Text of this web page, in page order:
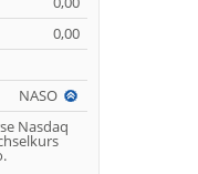
0,00
NASO
Nasdaq